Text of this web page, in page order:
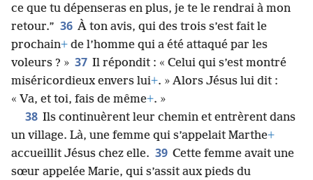
ce que tu dépenseras en plus, je te le rendrai à mon
retour.” 36 À ton avis, qui des trois s’est fait le
prochain+ de l’homme qui a été attaqué par les
voleurs ? » 37 Il répondit : « Celui qui s’est montré
miséricordieux envers lui+. » Alors Jésus lui dit :
« Va, et toi, fais de même+. »
38 Ils continuèrent leur chemin et entrèrent dans
un village. Là, une femme qui s’appelait Marthe+
accueillit Jésus chez elle. 39 Cette femme avait une
sœur appelée Marie, qui s’assit aux pieds du